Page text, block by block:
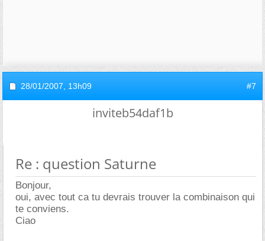
28/01/2007, 13h09 #7
inviteb54daf1b
Re : question Saturne
Bonjour,
oui, avec tout ca tu devrais trouver la combinaison qui
te conviens.
Ciao